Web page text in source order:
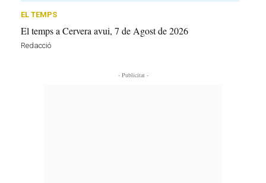
EL TEMPS
El temps a Cervera avui, 7 de Agost de 2026
Redacció
- Publicitat -